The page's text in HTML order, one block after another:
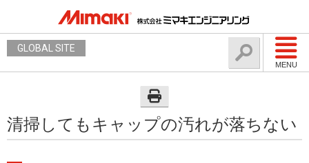
MENU
GLOBAL SITE
清掃してもキャップの汚れが落ちない